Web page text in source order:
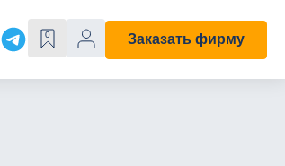
0 Заказать фирму